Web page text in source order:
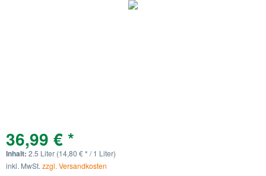
36,99 € *
Inhalt: 2.5 Liter (14,80 € * / 1 Liter)
inkl. MwSt. zzgl. Versandkosten